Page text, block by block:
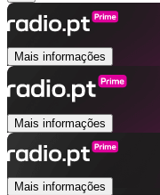
Mais informações
Mais informações
Mais informações